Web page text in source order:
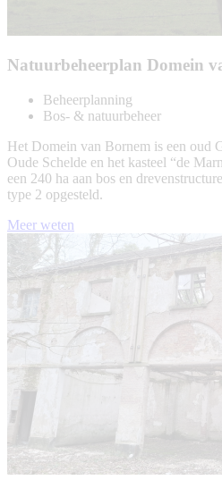
Natuurbeheerplan Domein
Beheerplanning
Bos- & natuurbeheer
Het Domein van Bornem is een oud
Oude Schelde en het kasteel “de
een 240 ha aan bos en
type 2 opgesteld.
Meer weten